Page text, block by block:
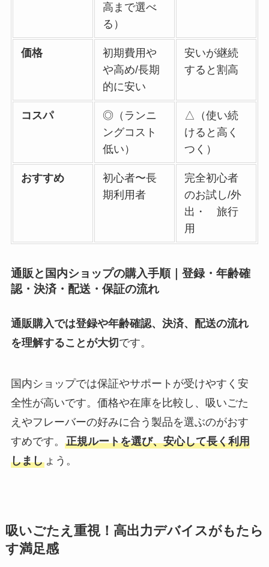
高まで選べ
る）
価格
初期費用や
や高め/長期
的に安い
安いが継続
すると割高
コスパ
◎（ランニ
ングコスト
低い）
△（使い続
けると高く
つく）
おすすめ
初心者〜長
期利用者
完全初心者
のお試し/外
出・ 旅行
用
通販と国内ショップの購入手順｜登録・年齢確
認・決済・配送・保証の流れ
通販購入では登録や年齢確認、決済、配送の流れ
を理解することが大切です。
国内ショップでは保証やサポートが受けやすく安
全性が高いです。価格や在庫を比較し、吸いごた
えやフレーバーの好みに合う製品を選ぶのがおす
すめです。 正規ルートを選び、安心して長く利用
しましょう。
吸いごたえ重視！高出力デバイスがもたら
す満足感